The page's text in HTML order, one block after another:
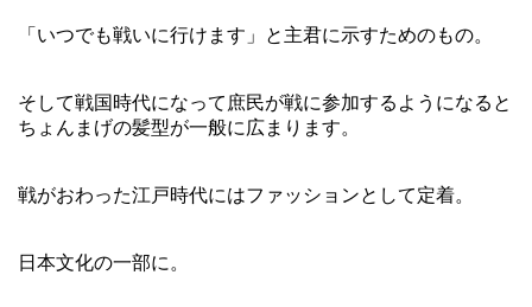
「いつでも戦いに行けます」と主君に示すためのもの。
そして戦国時代になって庶民が戦に参加するようになると
ちょんまげの髪型が一般に広まります。
戦がおわった江戸時代にはファッションとして定着。
日本文化の一部に。